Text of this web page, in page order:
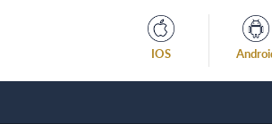
IOS